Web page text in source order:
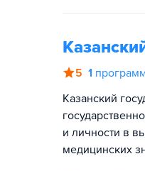
5 1
Казанский
и личности в
медицинских